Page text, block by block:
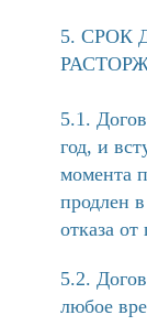
СРОК
5.1.
год, и
момента
продлен
отказа
5.2.
любое